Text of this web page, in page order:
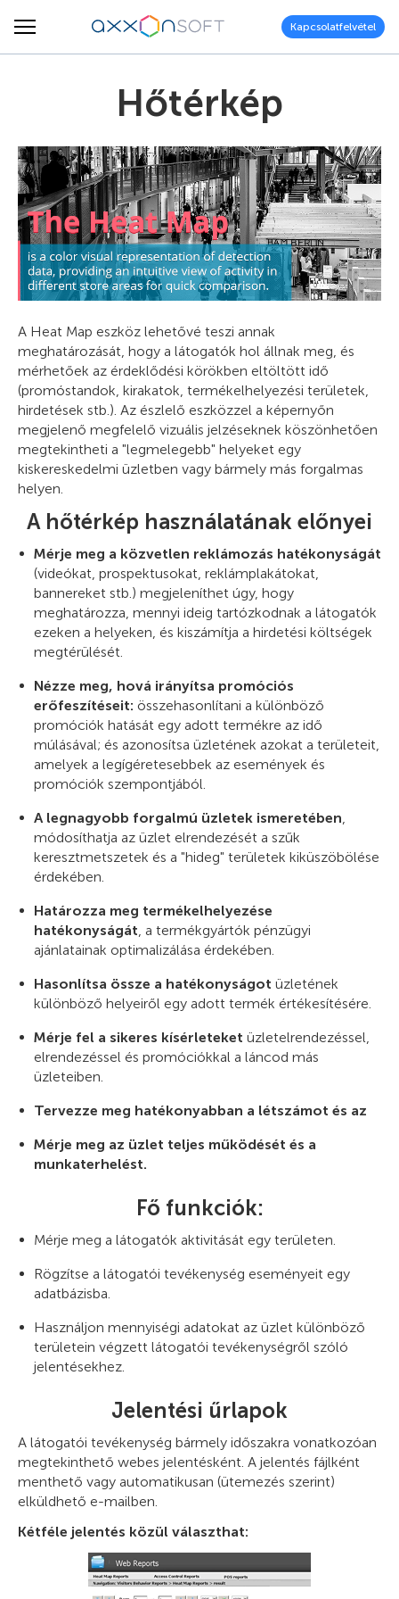
Kapcsolatfelvétel
Hőtérkép
A Heat Map eszköz lehetővé teszi annak
meghatározását, hogy a látogatók hol állnak meg, és
mérhetőek az érdeklődési körökben eltöltött idő
(promóstandok, kirakatok, termékelhelyezési területek,
hirdetések stb.). Az észlelő eszközzel a képernyőn
megjelenő megfelelő vizuális jelzéseknek köszönhetően
megtekintheti a "legmelegebb" helyeket egy
kiskereskedelmi üzletben vagy bármely más forgalmas
helyen.
A hőtérkép használatának előnyei
Mérje meg a közvetlen reklámozás hatékonyságát
(videókat, prospektusokat, reklámplakátokat,
bannereket stb.) megjeleníthet úgy, hogy
meghatározza, mennyi ideig tartózkodnak a látogatók
ezeken a helyeken, és kiszámítja a hirdetési költségek
megtérülését.
Nézze meg, hová irányítsa promóciós
erőfeszítéseit: összehasonlítani a különböző
promóciók hatását egy adott termékre az idő
múlásával; és azonosítsa üzletének azokat a területeit,
amelyek a legígéretesebbek az események és
promóciók szempontjából.
A legnagyobb forgalmú üzletek ismeretében,
módosíthatja az üzlet elrendezését a szűk
keresztmetszetek és a "hideg" területek kiküszöbölése
érdekében.
Határozza meg termékelhelyezése
hatékonyságát, a termékgyártók pénzügyi
ajánlatainak optimalizálása érdekében.
Hasonlítsa össze a hatékonyságot üzletének
különböző helyeiről egy adott termék értékesítésére.
Mérje fel a sikeres kísérleteket üzletelrendezéssel,
elrendezéssel és promóciókkal a láncod más
üzleteiben.
Tervezze meg hatékonyabban a létszámot és az
Mérje meg az üzlet teljes működését és a
munkaterhelést.
Fő funkciók:
Mérje meg a látogatók aktivitását egy területen.
Rögzítse a látogatói tevékenység eseményeit egy
adatbázisba.
Használjon mennyiségi adatokat az üzlet különböző
területein végzett látogatói tevékenységről szóló
jelentésekhez.
Jelentési űrlapok
A látogatói tevékenység bármely időszakra vonatkozóan
megtekinthető webes jelentésként. A jelentés fájlként
menthető vagy automatikusan (ütemezés szerint)
elküldhető e-mailben.
Kétféle jelentés közül választhat: